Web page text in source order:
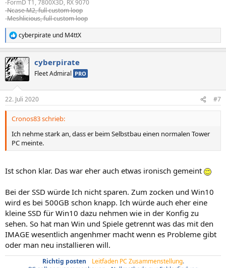
-FormD T1, 7800X3D, RX 9070
-Ncase M2, full custom loop
-Meshlicious, full custom loop
R
e
k
t
i
e
n
cyberpirate und M4ttX
cyberpirate
Fleet Admiral PRO
22. Juli 2020 #7
Cronos83 schrieb:
Ich nehme stark an, dass er beim Selbstbau einen normalen Tower
PC meinte.
Ist schon klar. Das war eher auch etwas ironisch gemeint
Bei der SSD würde Ich nicht sparen. Zum zocken und Win10
wird es bei 500GB schon knapp. Ich würde auch eher eine
kleine SSD für Win10 dazu nehmen wie in der Konfig zu
sehen. So hat man Win und Spiele getrennt was das mit den
IMAGE wesentlich angenhmer macht wenn es Probleme gibt
oder man neu installieren will.
Richtig posten Leitfaden PC Zusammenstellung.